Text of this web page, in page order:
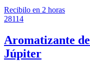
Recibilo en 2 horas
28114
Aromatizante
Júpiter